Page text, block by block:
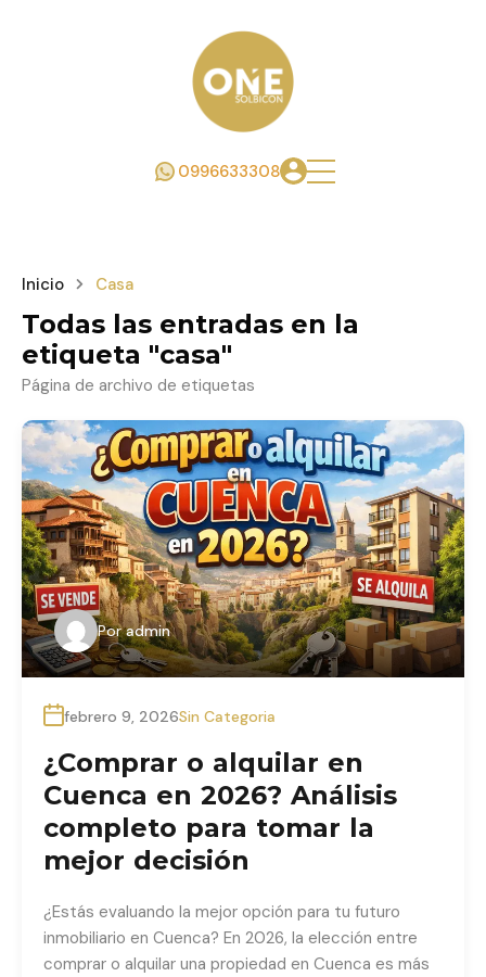
0996633308
Inicio Casa
Todas las entradas en la
etiqueta "casa"
Página de archivo de etiquetas
Por admin
febrero 9, 2026Sin Categoria
¿Comprar o alquilar en
Cuenca en 2026? Análisis
completo para tomar la
mejor decisión
¿Estás evaluando la mejor opción para tu futuro
inmobiliario en Cuenca? En 2026, la elección entre
comprar o alquilar una propiedad en Cuenca es más